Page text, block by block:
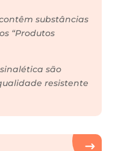
substâncias
“Produtos
são
resistente